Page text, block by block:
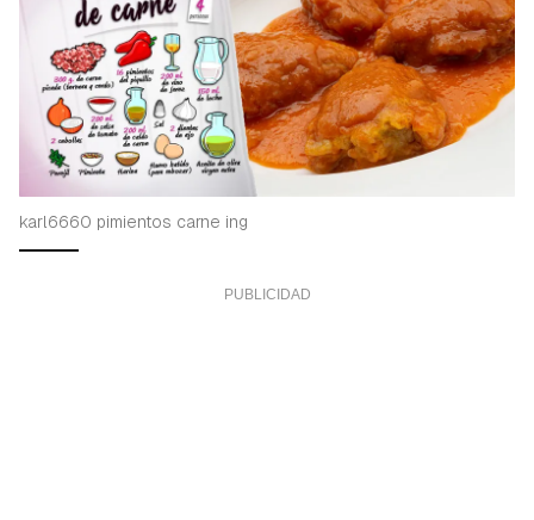
karl6660 pimientos carne ing